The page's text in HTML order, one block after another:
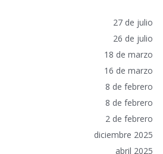
27 de julio
26 de julio
18 de marzo
16 de marzo
8 de febrero
8 de febrero
2 de febrero
diciembre 2025
abril 2025